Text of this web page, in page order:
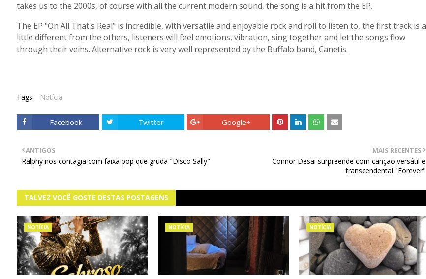
takes us to the 2000s, of course with all the current modern sound, the song is a hit from the EP.
The EP "On All That's Real" is incredible, with versatile and enjoyable rock and roll to listen to, the first track is a
little different from the others, listeners will feel emotions, vibration, sing together and let the songs flow
through their veins. Alternative rock is very well represented by the Buffalo band, Canetis.
Tags: Notícia
Facebook Twitter Google+
MAIS RECENTES
Connor Desai surpreende com canção versátil e
transcendental "Forever"
ANTIGOS
Ralphy nos contagia com faixa pop que gruda "Disco Sally"
TALVEZ VOCÊ GOSTE DESTAS POSTAGENS
NOTÍCIA NOTÍCIA NOTÍCIA